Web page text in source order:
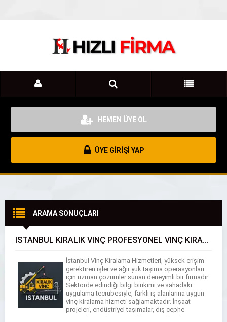
HEMEN ÜYE OL
ÜYE GİRİŞİ YAP
ARAMA SONUÇLARI
İSTANBUL KİRALIK VİNÇ PROFESYONEL VİNÇ KİRALAMA HİZMETLERİ
İstanbul Vinç Kiralama Hizmetleri, yüksek erişim
gerektiren işler ve ağır yük taşıma operasyonları
için uzman çözümler sunan deneyimli bir firmadır.
Sektörde edindiği bilgi birikimi ve sahadaki
uygulama tecrübesiyle, farklı iş alanlarına uygun
vinç kiralama hizmeti sağlamaktadır. İnşaat
projeleri, endüstriyel taşımalar, dış cephe
montajları, makine yer değiştirme işlemleri ve